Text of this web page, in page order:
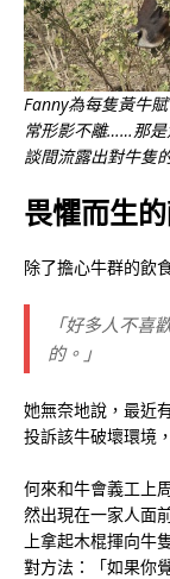
Fanny為每隻黃牛
常形影不離……那
談間流露出對牛隻
畏懼而生
除了擔心牛群的飲
「好多人不喜
的。」
她無奈地說，最近
投訴該牛破壞環境
何來和牛會義工上
然出現在一家人面
上拿起木棍揮向牛
對方法：「如果你